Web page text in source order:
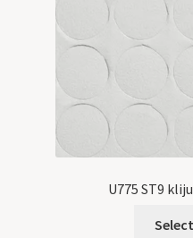
U775 ST9